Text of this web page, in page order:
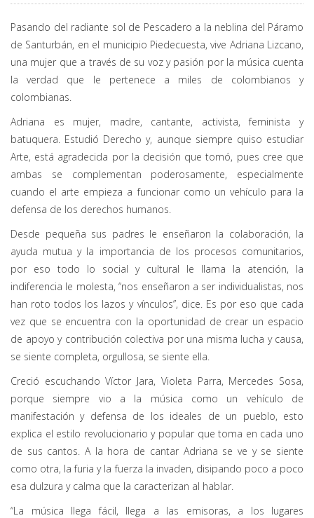
Pasando del radiante sol de Pescadero a la neblina del Páramo
de Santurbán, en el municipio Piedecuesta, vive Adriana Lizcano,
una mujer que a través de su voz y pasión por la música cuenta
la verdad que le pertenece a miles de colombianos y
colombianas.
Adriana es mujer, madre, cantante, activista, feminista y
batuquera. Estudió Derecho y, aunque siempre quiso estudiar
Arte, está agradecida por la decisión que tomó, pues cree que
ambas se complementan poderosamente, especialmente
cuando el arte empieza a funcionar como un vehículo para la
defensa de los derechos humanos.
Desde pequeña sus padres le enseñaron la colaboración, la
ayuda mutua y la importancia de los procesos comunitarios,
por eso todo lo social y cultural le llama la atención, la
indiferencia le molesta, “nos enseñaron a ser individualistas, nos
han roto todos los lazos y vínculos”, dice. Es por eso que cada
vez que se encuentra con la oportunidad de crear un espacio
de apoyo y contribución colectiva por una misma lucha y causa,
se siente completa, orgullosa, se siente ella.
Creció escuchando Víctor Jara, Violeta Parra, Mercedes Sosa,
porque siempre vio a la música como un vehículo de
manifestación y defensa de los ideales de un pueblo, esto
explica el estilo revolucionario y popular que toma en cada uno
de sus cantos. A la hora de cantar Adriana se ve y se siente
como otra, la furia y la fuerza la invaden, disipando poco a poco
esa dulzura y calma que la caracterizan al hablar.
“La música llega fácil, llega a las emisoras, a los lugares